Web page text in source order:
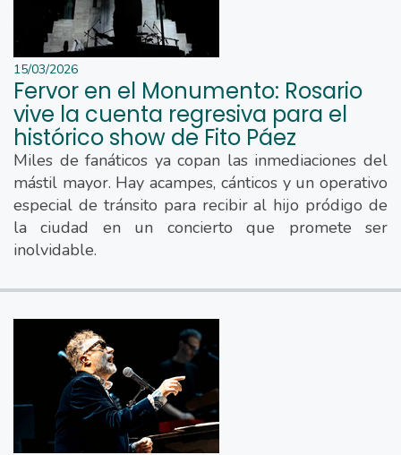
15/03/2026
Fervor en el Monumento: Rosario
vive la cuenta regresiva para el
histórico show de Fito Páez
Miles de fanáticos ya copan las inmediaciones del
mástil mayor. Hay acampes, cánticos y un operativo
especial de tránsito para recibir al hijo pródigo de
la ciudad en un concierto que promete ser
inolvidable.